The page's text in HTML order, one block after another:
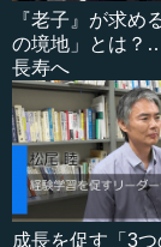
『老子』が求め
の境地」とは？
長寿へ
成長を促す「3